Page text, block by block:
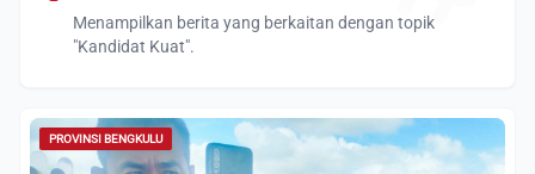
Menampilkan berita yang berkaitan dengan topik
"Kandidat Kuat".
PROVINSI BENGKULU